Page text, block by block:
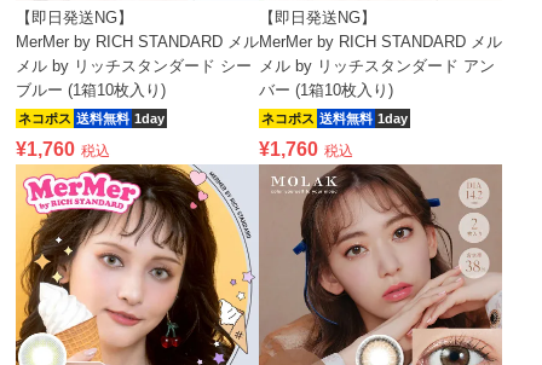
【即日発送NG】
MerMer by RICH STANDARD メル
メル by リッチスタンダード シー
ブルー (1箱10枚入り)
ネコポス 送料無料 1day
¥1,760 税込
【即日発送NG】
MerMer by RICH STANDARD メル
メル by リッチスタンダード アン
バー (1箱10枚入り)
ネコポス 送料無料 1day
¥1,760 税込